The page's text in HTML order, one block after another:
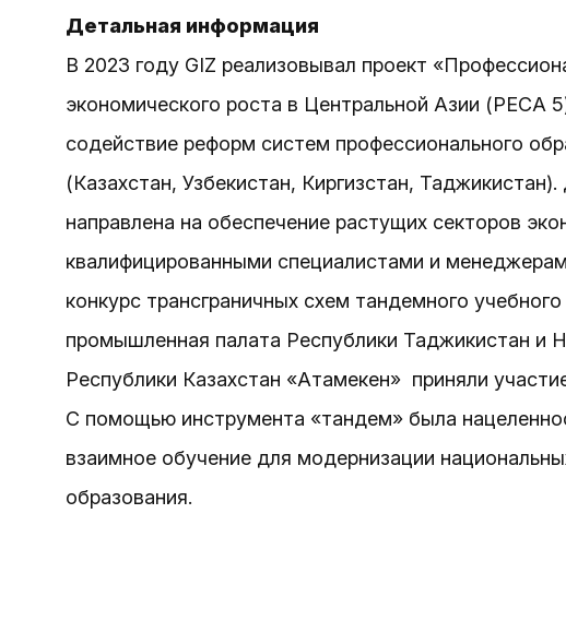
Детальная информация
В 2023 году GIZ реализовывал проект
экономического роста в Центральной Азии (PECA
содействие реформ систем профессионального
(Казахстан, Узбекистан, Киргизстан,
направлена на обеспечение растущих секторов
квалифицированными специалистами и
конкурс трансграничных схем тандемного
промышленная палата Республики Таджикистан и
Республики Казахстан «Атамекен» приняли
С помощью инструмента «тандем» была
взаимное обучение для модернизации
образования.